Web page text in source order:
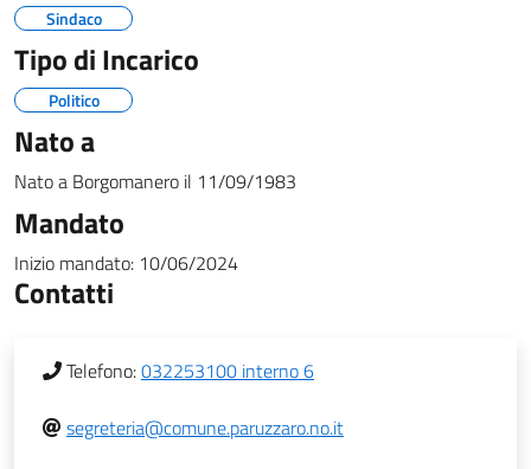
Sindaco
Tipo di Incarico
Politico
Nato a
Nato a Borgomanero il 11/09/1983
Mandato
Inizio mandato: 10/06/2024
Contatti
Telefono:032253100 interno 6
segreteria@comune.paruzzaro.no.it